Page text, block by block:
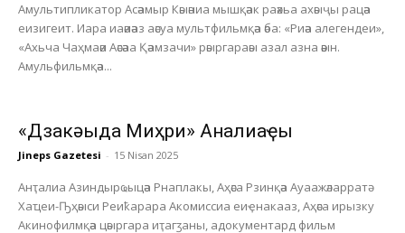
Амультипликатор Асәамыр Кәыәниа мышқәак раәхьа ахәыҷы рацәа
еизигеит. Иара иаәиәаз аәсуа мультфильмқәа әба: «Риәа алегендеи»,
«Ахьча Чаҳмаәи Аәсәаа Қәамзачи» рәыргараәы азал азна әәын.
Амульфильмқәа...
«Дзакәыда Миҳри» Анҭалиаҿы
Jineps Gazetesi - 15 Nisan 2025
Анҭалиа Азиндырҩыцәа Рнаплакы, Аҳәса Рзинқәа Ауаажәларратә
Хаҵеи-Ҧҳәыси Реиҟарара Акомиссиа еиҿнакааз, Аҳәса ирызку
Акинофилмқәа цәыргара иҭагӡаны, адокументард фильм